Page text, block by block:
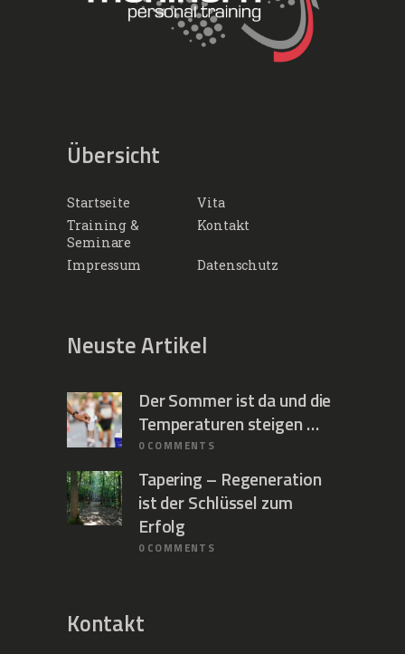
Übersicht
Startseite
Vita
Training &
Seminare
Kontakt
Impressum Datenschutz
Neuste Artikel
Der Sommer ist da und die
Temperaturen steigen …
0 COMMENTS
Tapering – Regeneration
ist der Schlüssel zum
Erfolg
0 COMMENTS
Kontakt